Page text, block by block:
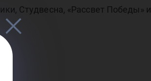
Студвесна, «Рассвет Победы» и